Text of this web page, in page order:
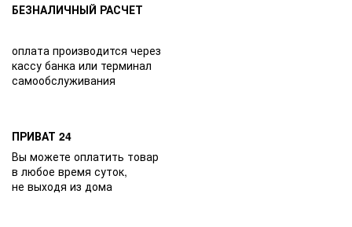
БЕЗНАЛИЧНЫЙ РАСЧЕТ
оплата производится через
кассу банка или терминал
самообслуживания
ПРИВАТ 24
Вы можете оплатить товар
в любое время суток,
не выходя из дома